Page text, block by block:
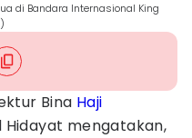
di Bandara Internasional King
Bina Haji
mengatakan,